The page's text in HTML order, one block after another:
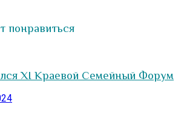
понравиться
ХI Краевой Семейный Форум